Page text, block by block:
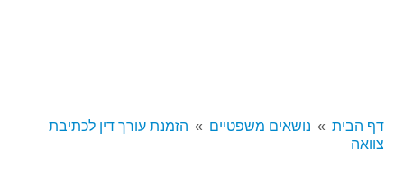
דף הבית נושאים משפטיים
הזמנת עורך דין לכתיבת
צוואה